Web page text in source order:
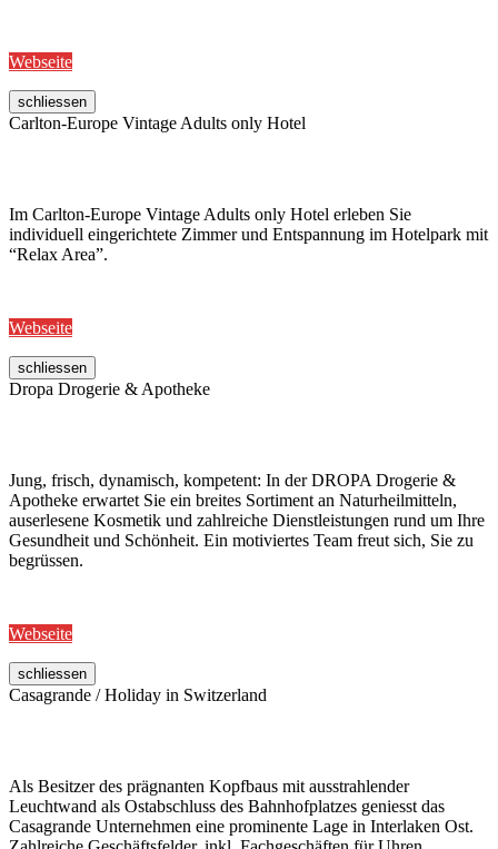
Webseite
schliessen
Carlton-Europe Vintage Adults only Hotel
Im Carlton-Europe Vintage Adults only Hotel erleben Sie
individuell eingerichtete Zimmer und Entspannung im Hotelpark mit
“Relax Area”.
Webseite
schliessen
Dropa Drogerie & Apotheke
Jung, frisch, dynamisch, kompetent: In der DROPA Drogerie &
Apotheke erwartet Sie ein breites Sortiment an Naturheilmitteln,
auserlesene Kosmetik und zahlreiche Dienstleistungen rund um Ihre
Gesundheit und Schönheit. Ein motiviertes Team freut sich, Sie zu
begrüssen.
Webseite
schliessen
Casagrande / Holiday in Switzerland
Als Besitzer des prägnanten Kopfbaus mit ausstrahlender
Leuchtwand als Ostabschluss des Bahnhofplatzes geniesst das
Casagrande Unternehmen eine prominente Lage in Interlaken Ost.